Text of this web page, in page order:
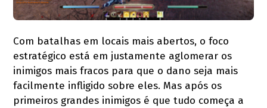
Com batalhas em locais mais abertos, o foco
estratégico está em justamente aglomerar os
inimigos mais fracos para que o dano seja mais
facilmente infligido sobre eles. Mas após os
primeiros grandes inimigos é que tudo começa a